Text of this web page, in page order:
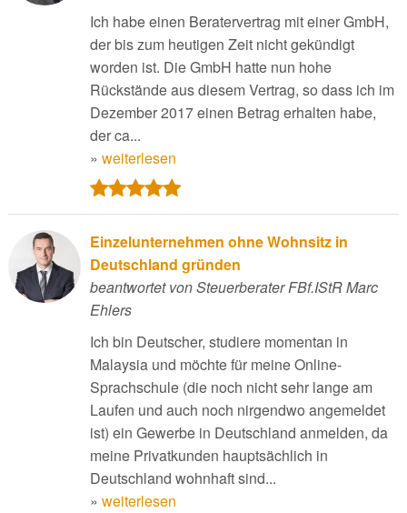
Ich habe einen Beratervertrag mit einer GmbH,
der bis zum heutigen Zeit nicht gekündigt
worden ist. Die GmbH hatte nun hohe
Rückstände aus diesem Vertrag, so dass ich im
Dezember 2017 einen Betrag erhalten habe,
der ca...
» weiterlesen
Einzelunternehmen ohne Wohnsitz in
Deutschland gründen
beantwortet von Steuerberater FBf.IStR Marc
Ehlers
Ich bin Deutscher, studiere momentan in
Malaysia und möchte für meine Online-
Sprachschule (die noch nicht sehr lange am
Laufen und auch noch nirgendwo angemeldet
ist) ein Gewerbe in Deutschland anmelden, da
meine Privatkunden hauptsächlich in
Deutschland wohnhaft sind...
» weiterlesen